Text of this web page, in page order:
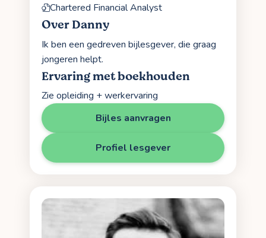
Chartered Financial Analyst
Over Danny
Ik ben een gedreven bijlesgever, die graag
jongeren helpt.
Ervaring met boekhouden
Zie opleiding + werkervaring
Bijles aanvragen
Profiel lesgever